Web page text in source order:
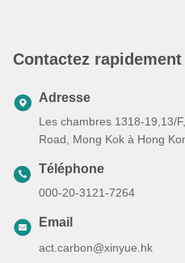
Contactez rapidement
Adresse
Les chambres 1318-19,13/
Road, Mong Kok à Hong
Téléphone
000-20-3121-7264
Email
act.carbon@xinyue.hk